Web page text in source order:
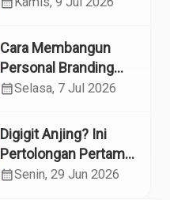
Pendidikan Khusus
Cara Membangun
Personal Branding
sebagai Dokter di Era
calendar_monthSelasa, 7 Jul 2026
Digigit Anjing? Ini
Pertolongan Pertama
yang Tepat dan Kapan
calendar_monthSenin, 29 Jun 2026